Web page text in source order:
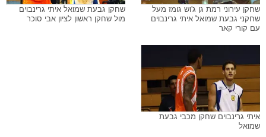
שחקן עירוני רמת גן ג'וש גומז מעל
שחקני גבעת שמואל איתי גרינבוים
עם קורי קאר
שחקן גבעת שמואל איתי גרינבוים
מול שחקן ראשון לציון אבי סוכר
איתי גרינבוים שחקן מכבי גבעת
שמואל